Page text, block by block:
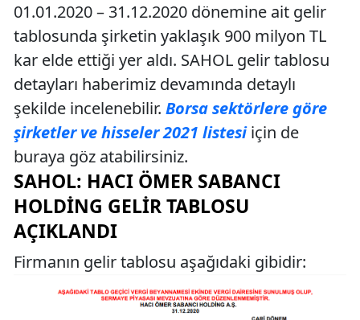
01.01.2020 – 31.12.2020 dönemine ait gelir
tablosunda şirketin yaklaşık 900 milyon TL
kar elde ettiği yer aldı. SAHOL gelir tablosu
detayları haberimiz devamında detaylı
şekilde incelenebilir. Borsa sektörlere göre
şirketler ve hisseler 2021 listesiiçin de
buraya göz atabilirsiniz.
SAHOL: HACI ÖMER SABANCI
HOLDING GELIR TABLOSU
AÇIKLANDI
Firmanın gelir tablosu aşağıdaki gibidir: